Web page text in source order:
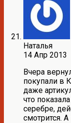
Наталья
14 Апр 2013
Вчера
покупали в
даже
что
серебре,
смотрится.